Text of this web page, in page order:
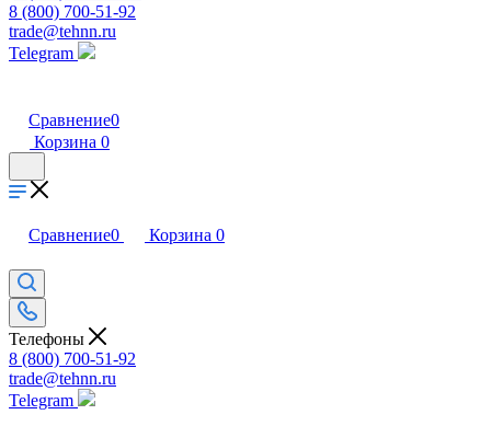
8 (800) 700-51-92
trade@tehnn.ru
Telegram
Сравнение0
Корзина 0
Сравнение0 Корзина 0
Телефоны
8 (800) 700-51-92
trade@tehnn.ru
Telegram